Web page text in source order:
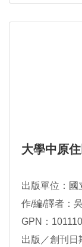
大學中原
出版單位： 國
作/編/譯者：
GPN：
出版／創刊日